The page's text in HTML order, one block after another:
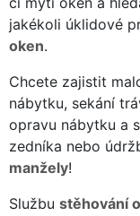
jakékoli úklidové
oken.
Chcete zajistit
nábytku, sekání
opravu nábytku a
zedníka nebo
manžely!
Službu stěhování